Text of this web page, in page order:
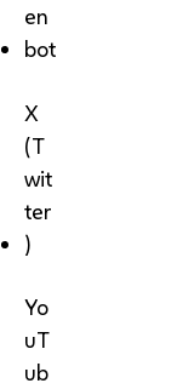
en
bot
X
(T
wit
ter
)
Yo
uT
ub